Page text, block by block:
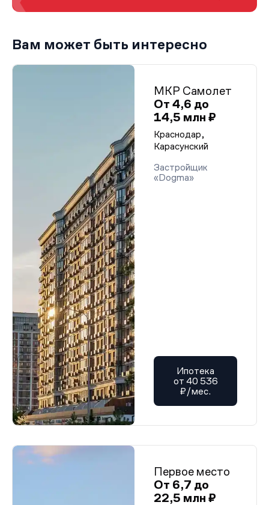
Вам может быть интересно
МКР Самолет
От 4,6 до
14,5 млн ₽
Краснодар,
Карасунский
Застройщик
«Dogma»
Ипотека
от 40 536
₽/мес.
Первое место
От 6,7 до
22,5 млн ₽